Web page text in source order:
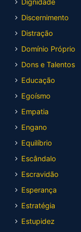
Dignidade
Discernimento
Distração
Domínio Próprio
Dons e Talentos
Educação
Egoísmo
Empatia
Engano
Equilíbrio
Escândalo
Escravidão
Esperança
Estratégia
Estupidez